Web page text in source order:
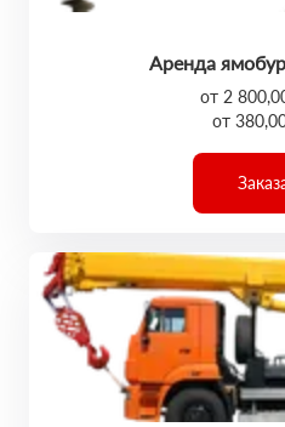
Аренда
от 2
от